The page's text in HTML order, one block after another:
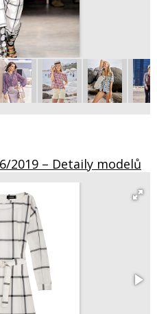
2019 – Detaily modelů